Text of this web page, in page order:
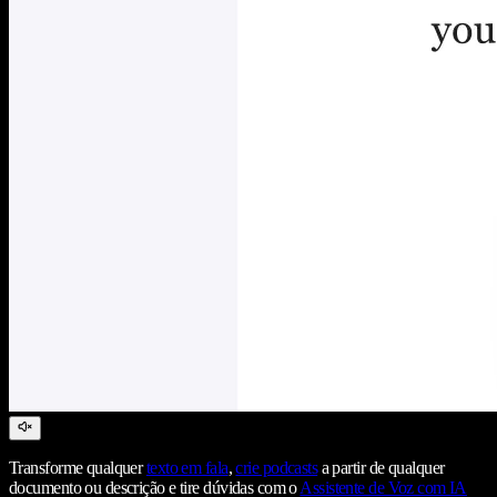
Transforme qualquertexto em fala,crie podcastsa partir de qualquer
documento ou descrição e tire dúvidas com oAssistente de Voz com IA